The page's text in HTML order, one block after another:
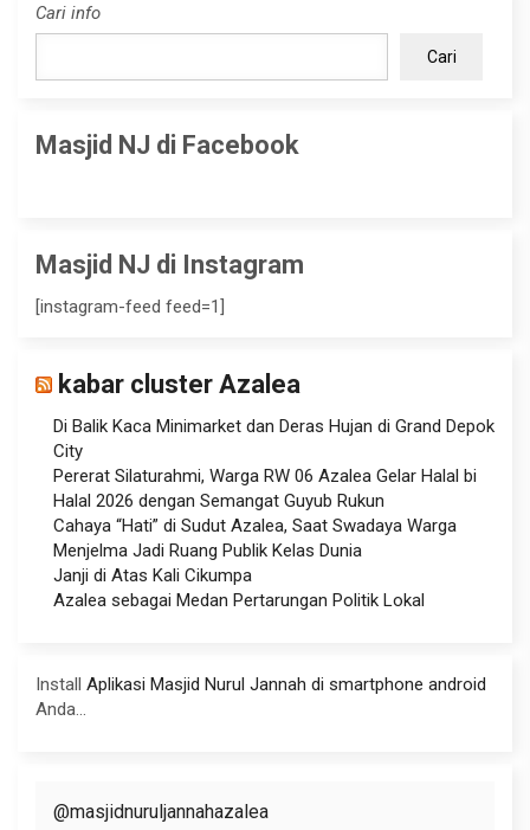
Cari info
Cari
Masjid NJ di Facebook
Masjid NJ di Instagram
[instagram-feed feed=1]
kabar cluster Azalea
Di Balik Kaca Minimarket dan Deras Hujan di Grand Depok
City
Pererat Silaturahmi, Warga RW 06 Azalea Gelar Halal bi
Halal 2026 dengan Semangat Guyub Rukun
Cahaya “Hati” di Sudut Azalea, Saat Swadaya Warga
Menjelma Jadi Ruang Publik Kelas Dunia
Janji di Atas Kali Cikumpa
Azalea sebagai Medan Pertarungan Politik Lokal
Install Aplikasi Masjid Nurul Jannah di smartphone android
Anda...
@masjidnuruljannahazalea